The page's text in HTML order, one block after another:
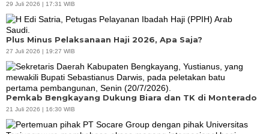
29 Juli 2026 | 17:31 WIB
Plus Minus Pelaksanaan Haji 2026, Apa Saja?
27 Juli 2026 | 19:27 WIB
Pemkab Bengkayang Dukung Biara dan TK di Monterado
21 Juli 2026 | 16:30 WIB